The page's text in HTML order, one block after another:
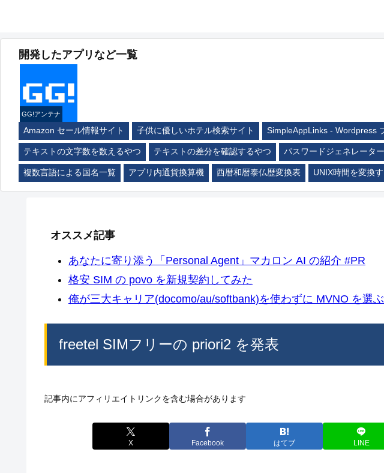
開発したアプリなど一覧
GG!アンテナ
Amazon セール情報サイト 子供に優しいホテル検索サイト SimpleAppLinks - Wordpress
テキストの文字数を数えるやつ テキストの差分を確認するやつ パスワードジェネレーター
複数言語による国名一覧 アプリ内通貨換算機 西暦和暦泰仏歴変換表 UNIX時間を変換
オススメ記事
あなたに寄り添う「Personal Agent」マカロン AI の紹介 #PR
格安 SIM の povo を新規契約してみた
俺が三大キャリア(docomo/au/softbank)を使わずに MVNO を選
freetel SIMフリーの priori2 を発表
記事内にアフィリエイトリンクを含む場合があります
X Facebook はてブ LINE